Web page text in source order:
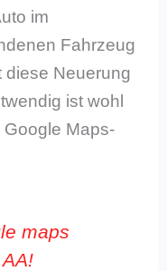
im
Fahrzeug
diese Neuerung
ist wohl
Maps-
maps